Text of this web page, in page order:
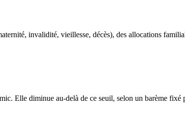
invalidité, vieillesse, décès), des allocations
Elle diminue au-delà de ce seuil, selon un barème